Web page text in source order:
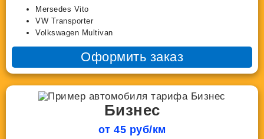
Mersedes Vito
VW Transporter
Volkswagen Multivan
Оформить заказ
Бизнес
от 45 руб/км